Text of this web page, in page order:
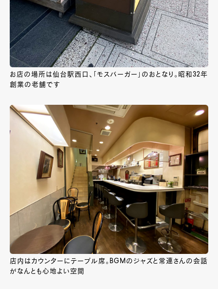
お店の場所は仙台駅西口、「モスバーガー」のおとなり。昭和32年
創業の老舗です
店内はカウンターにテーブル席。BGMのジャズと常連さんの会話
がなんとも心地よい空間